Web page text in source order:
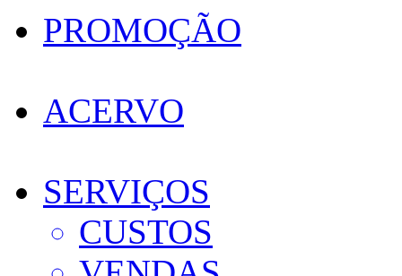
PROMOÇÃO
ACERVO
SERVIÇOS
CUSTOS